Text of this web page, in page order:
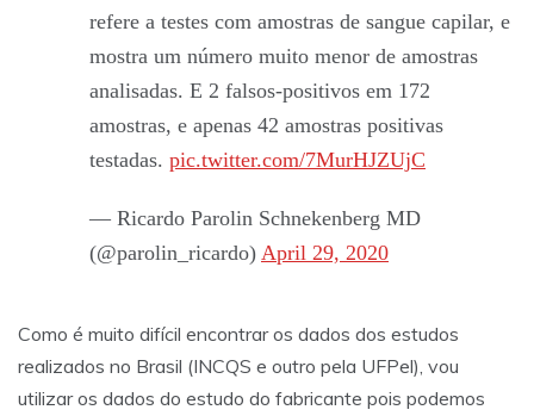
refere a testes com amostras de sangue capilar, e
mostra um número muito menor de amostras
analisadas. E 2 falsos-positivos em 172
amostras, e apenas 42 amostras positivas
testadas. pic.twitter.com/7MurHJZUjC
— Ricardo Parolin Schnekenberg MD
(@parolin_ricardo) April 29, 2020
Como é muito difícil encontrar os dados dos estudos
realizados no Brasil (INCQS e outro pela UFPel), vou
utilizar os dados do estudo do fabricante pois podemos